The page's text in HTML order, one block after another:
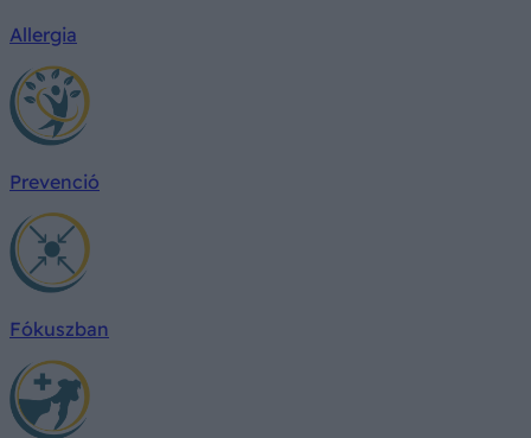
Allergia
Prevenció
Fókuszban